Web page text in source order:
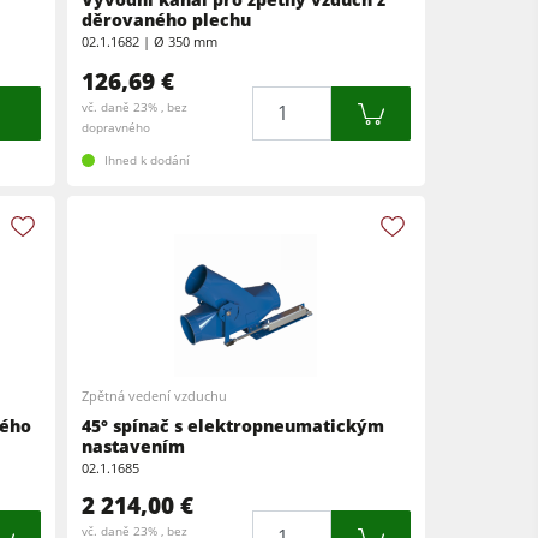
děrovaného plechu
02.1.1682 | Ø 350 mm
126,69 €
vč. daně 23% , bez
dopravného
Ihned k dodání
Zpětná vedení vzduchu
45° spínač s elektropneumatickým
nastavením
02.1.1685
2 214,00 €
vč. daně 23% , bez